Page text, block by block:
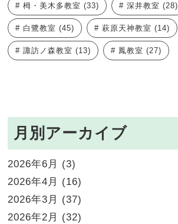
栂・美木多教室(33) 深井教室(28)
白鷺教室(45) 萩原天神教室(14)
諏訪ノ森教室(13) 鳳教室(27)
月別アーカイブ
2026年6月
(3)
2026年4月
(16)
2026年3月
(37)
2026年2月
(32)